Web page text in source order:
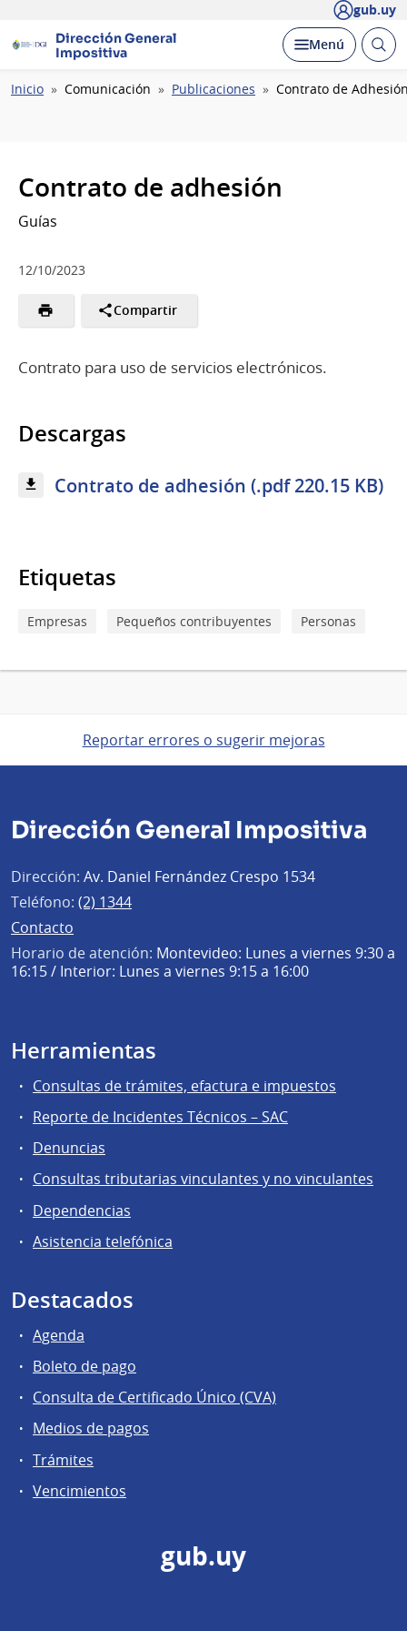
gub.uy
Dirección General
Impositiva
Desplegar
Menú Abrir
Ruta
Inicio Comunicación Publicaciones Contrato de
Contrato de adhesión
Guías
12/10/2023
Compartir
Contrato para uso de servicios electrónicos.
Descargas
Contrato de adhesión (.pdf 220.15 KB)
Etiquetas
Empresas Pequeños contribuyentes Personas
Reportar errores o sugerir mejoras
Dirección General Impositiva
Dirección: Av. Daniel Fernández Crespo 1534
Teléfono: (2) 1344
Contacto
Horario de atención: Montevideo: Lunes a viernes 9:30 a
16:15 / Interior: Lunes a viernes 9:15 a 16:00
Herramientas
Consultas de trámites, efactura e impuestos
Reporte de Incidentes Técnicos – SAC
Denuncias
Consultas tributarias vinculantes y no vinculantes
Dependencias
Asistencia telefónica
Destacados
Agenda
Boleto de pago
Consulta de Certificado Único (CVA)
Medios de pagos
Trámites
Vencimientos
gub.uy